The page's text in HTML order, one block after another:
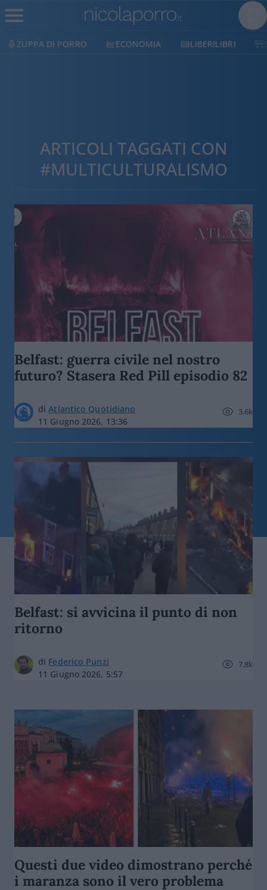
ECONOMIA LIBERILIBRI SHOP SOSTIENICI
ARTICOLI TAGGATI CON
#MULTICULTURALISMO
Belfast: guerra civile nel nostro
futuro? Stasera Red Pill episodio 82
diAtlantico Quotidiano
11 Giugno 2026, 13:36
3.6k
Belfast: si avvicina il punto di non
ritorno
di Federico Punzi
11 Giugno 2026, 5:57
7.8k
Questi due video dimostrano perché
i maranza sono il vero problema